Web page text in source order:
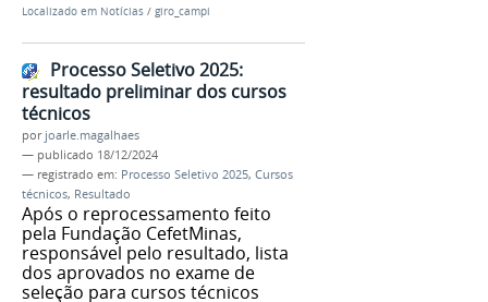
Localizado em Notícias / giro_campi
Processo Seletivo 2025:
resultado preliminar dos cursos
técnicos
por joarle.magalhaes
— publicado 18/12/2024
— registrado em: Processo Seletivo 2025, Cursos
técnicos, Resultado
Após o reprocessamento feito
pela Fundação CefetMinas,
responsável pelo resultado, lista
dos aprovados no exame de
seleção para cursos técnicos